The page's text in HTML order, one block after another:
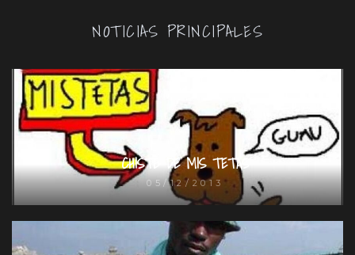
NOTICIAS PRINCIPALES
CHISTE DE MIS TETAS
05/12/2013